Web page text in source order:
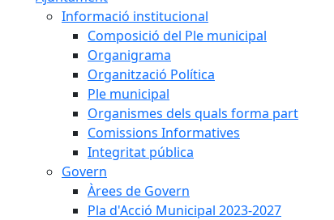
Informació institucional
Composició del Ple municipal
Organigrama
Organització Política
Ple municipal
Organismes dels quals forma part
Comissions Informatives
Integritat pública
Govern
Àrees de Govern
Pla d'Acció Municipal 2023-2027